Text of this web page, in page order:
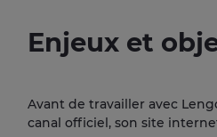
Enjeux et
Avant de travailler avec
canal officiel, son site